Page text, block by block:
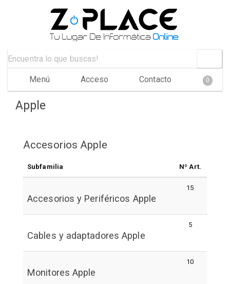
Menú Acceso Contacto 0
Apple
Accesorios Apple
Subfamilia Nº Art.
Accesorios y Periféricos Apple
15
Cables y adaptadores Apple
5
Monitores Apple
10